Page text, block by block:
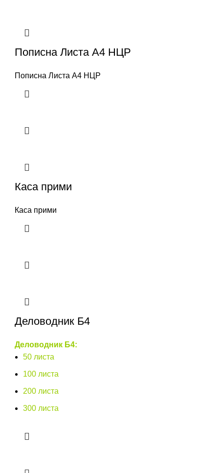
Пописна Листа А4 НЦР
Пописна Листа А4 НЦР
Каса прими
Каса прими
Деловодник Б4
Деловодник Б4:
50 листа
100 листа
200 листа
300 листа